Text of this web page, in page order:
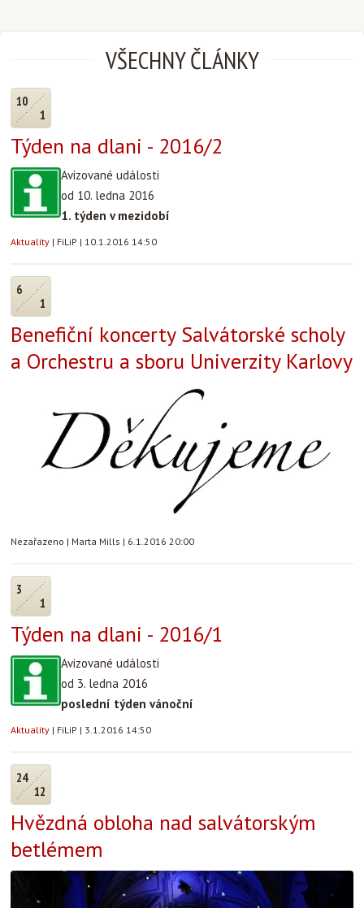
VŠECHNY ČLÁNKY
10
1
Týden na dlani - 2016/2
Avizované události
od 10. ledna 2016
1. týden v mezidobí
Aktuality | FiLiP | 10.1.2016 14:50
6
1
Benefiční koncerty Salvátorské scholy
a Orchestru a sboru Univerzity Karlovy
Nezařazeno | Marta Mills | 6.1.2016 20:00
3
1
Týden na dlani - 2016/1
Avizované události
od 3. ledna 2016
poslední týden vánoční
Aktuality | FiLiP | 3.1.2016 14:50
24
12
Hvězdná obloha nad salvátorským
betlémem